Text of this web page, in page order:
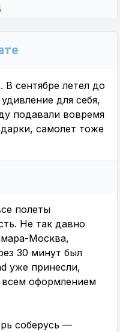
сентябре летел до
для себя,
подавали вовремя
самолет тоже
полеты
Не так давно
Москва,
30 минут был
уже принесли,
всем оформлением
соберусь —